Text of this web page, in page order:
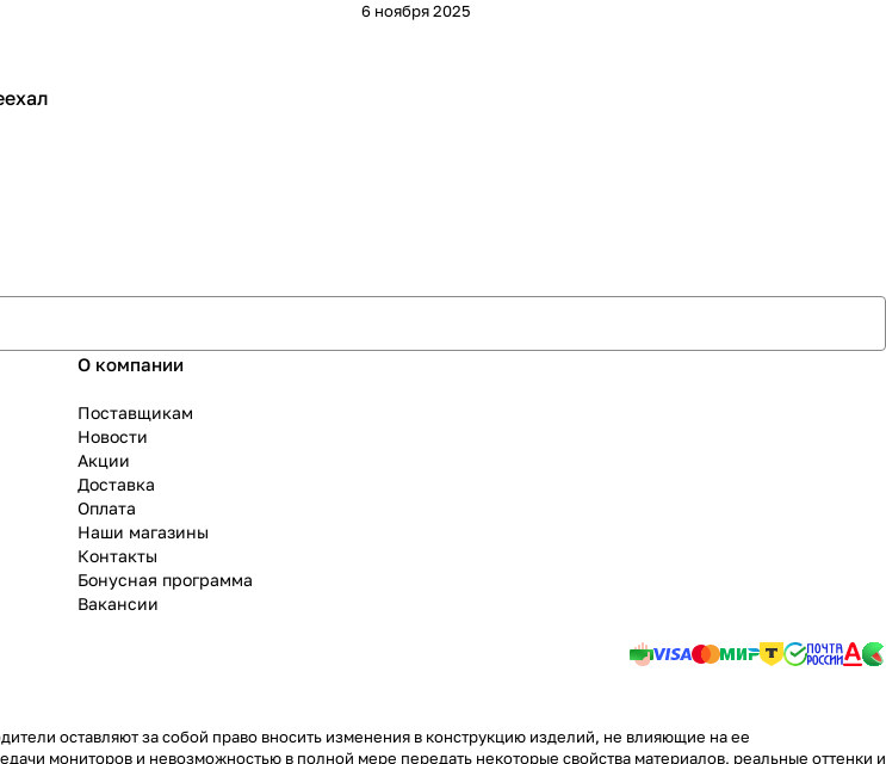
6 ноября 2025
О компании
Поставщикам
Новости
Акции
Доставка
Оплата
Наши магазины
Контакты
Бонусная программа
Вакансии
оставляют за собой право вносить изменения в конструкцию изделий, не влияющие на ее
мониторов и невозможностью в полной мере передать некоторые свойства материалов, реальные оттенки и